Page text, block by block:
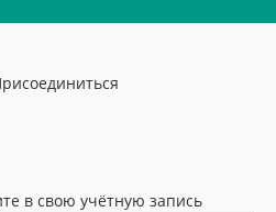
в свою учётную запись